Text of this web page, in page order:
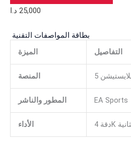
25,000 د.ا
بطاقة المواصفات التقنية
الميزة
التفاصيل
المنصة
المطور والناشر EA Sports
الأداء